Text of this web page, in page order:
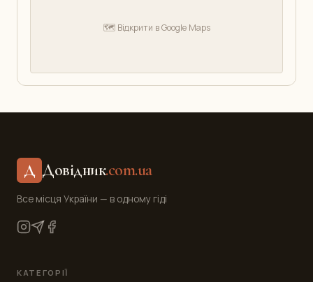
🗺️ Відкрити в Google Maps
Д Довідник.com.ua
Все місця України — в одному гіді
КАТЕГОРІЇ